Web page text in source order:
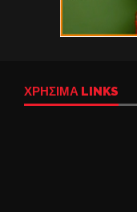
ΧΡΉΣΙΜΑ LINKS